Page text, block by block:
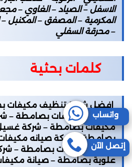
الاسفل – الصياد – الغاوي –
المكرمية – المصفق – المكنبل –
– محرقة السفلي
كلمات بحثية
افضل شركة تنظيف مكيفات
تنظيف المكيفات بصامطة –
مكيفات بصامطة – شركة
بصامطة – شركة صيانه
صيانه المكيفات بصامطة –
علوية بصامطة – صيانة
واتساب
إتصل الآن